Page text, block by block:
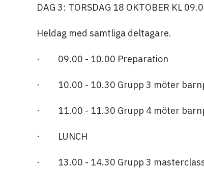
DAG 3: TORSDAG 18 OKTOBER KL
Heldag med samtliga deltagare.
· 09.00 - 10.00 Preparation
· 10.00 - 10.30 Grupp 3 möter
· 11.00 - 11.30 Grupp 4 möter
· LUNCH
· 13.00 - 14.30 Grupp 3